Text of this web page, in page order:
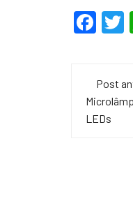
F
e
b
de
Post
LEDs